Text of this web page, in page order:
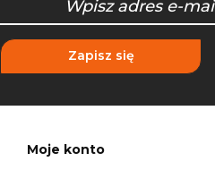
Zapisz się
Moje konto